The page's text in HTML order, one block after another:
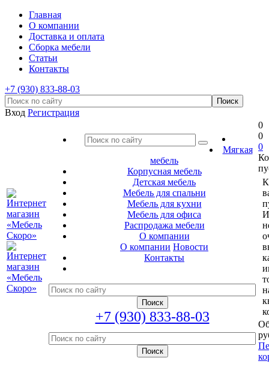
Главная
О компании
Доставка и оплата
Сборка мебели
Статьи
Контакты
+7 (930) 833-88-03
Вход Регистрация
Мягкая
мебель
Корпусная мебель
Детская мебель
Мебель для спальни
Мебель для кухни
Мебель для офиса
Распродажа мебели
О компании
О компании Новости
Контакты
+7 (930) 833-88-03
0
0
0